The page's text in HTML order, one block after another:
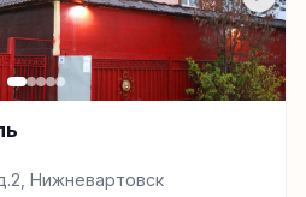
Нижневартовск